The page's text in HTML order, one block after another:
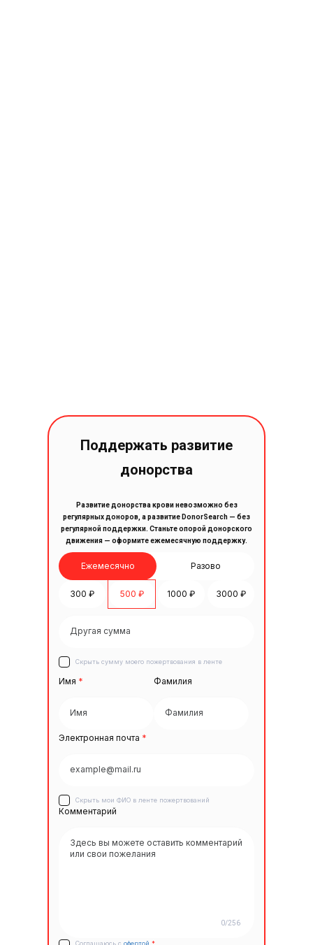
Поддержать развитие
донорства
Развитие донорства крови невозможно без
регулярных доноров, а развитие DonorSearch — без
регулярной поддержки. Станьте опорой донорского
движения — оформите ежемесячную поддержку.
Ежемесячно Разово
300 ₽ 500 ₽ 1000 ₽ 3000 ₽
Скрыть сумму моего пожертвования в ленте
Имя * Фамилия
Электронная почта *
Скрыть мои ФИО в ленте пожертвований
Комментарий
0/256
Соглашаюсь с офертой *